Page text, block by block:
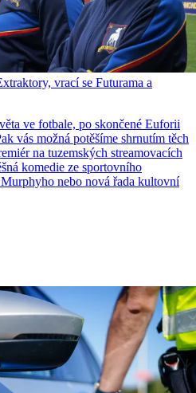
vrací se Futurama a
ve fotbale, po skončené Euforii
vás možná potěšíme shrnutím těch
na tuzemských streamovacích
komedie ze sportovního
nebo nová řada kultovní